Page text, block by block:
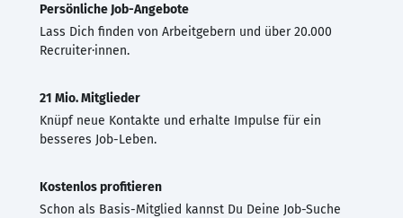
Persönliche Job-Angebote
Lass Dich finden von Arbeitgebern und über 20.000
Recruiter·innen.
21 Mio. Mitglieder
Knüpf neue Kontakte und erhalte Impulse für ein
besseres Job-Leben.
Kostenlos profitieren
Schon als Basis-Mitglied kannst Du Deine Job-Suche